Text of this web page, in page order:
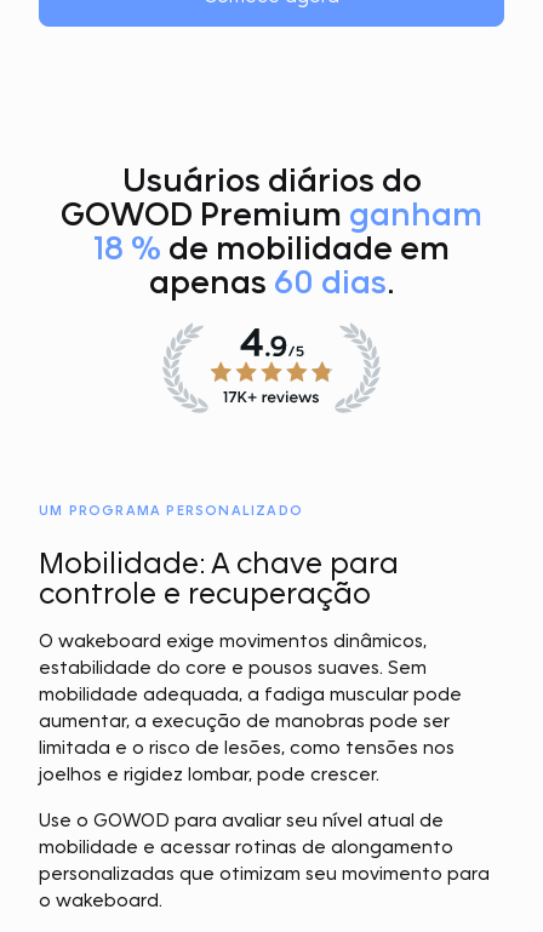
Usuários diários do
GOWOD Premium ganham
18 % de mobilidade em
apenas 60 dias.
UM PROGRAMA PERSONALIZADO
Mobilidade: A chave para
controle e recuperação
O wakeboard exige movimentos dinâmicos,
estabilidade do core e pousos suaves. Sem
mobilidade adequada, a fadiga muscular pode
aumentar, a execução de manobras pode ser
limitada e o risco de lesões, como tensões nos
joelhos e rigidez lombar, pode crescer.
Use o GOWOD para avaliar seu nível atual de
mobilidade e acessar rotinas de alongamento
personalizadas que otimizam seu movimento para
o wakeboard.